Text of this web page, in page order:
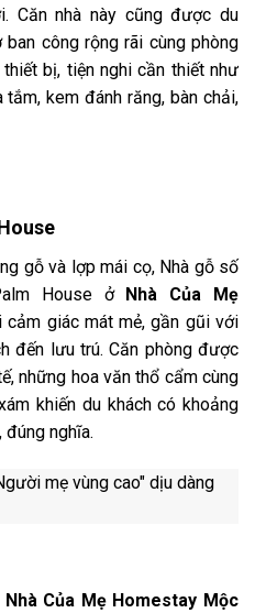
Căn nhà này cũng được du
công rộng rãi cùng phòng
bị, tiện nghi cần thiết như
kem đánh răng, bàn chải,
gỗ và lợp mái cọ, Nhà gỗ số
House ở Nhà Của Mẹ
cảm giác mát mẻ, gần gũi với
đến lưu trú. Căn phòng được
những hoa văn thổ cẩm cùng
khiến du khách có khoảng
nghĩa.
Nhà Của Mẹ Homestay Mộc